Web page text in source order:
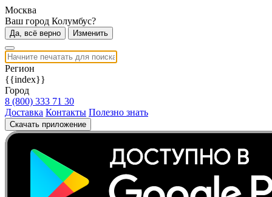
Москва
Ваш город Колумбус?
Да, всё верно Изменить
Регион
{{index}}
Город
8 (800) 333 71 30
Доставка Контакты Полезно знать
Скачать приложение